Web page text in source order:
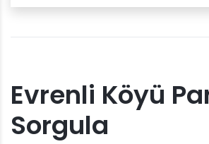
Evrenli Köyü
Sorgula